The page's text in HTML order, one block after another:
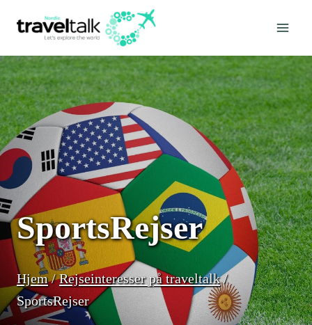
SportsRejser
Hjem / Rejseinteresser på traveltalk /
SportsRejser